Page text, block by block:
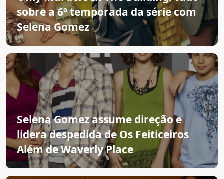
sobre a 6ª temporada da série com
Selena Gomez
Selena Gomez assume direção e
lidera despedida de Os Feiticeiros
Além de Waverly Place